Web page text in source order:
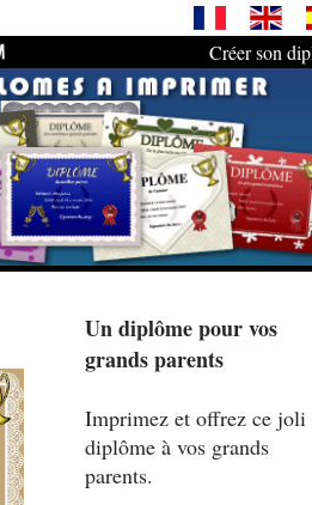
Créer son
Un diplôme pour vos
grands parents
Imprimez et offrez ce joli
diplôme à vos grands
parents.